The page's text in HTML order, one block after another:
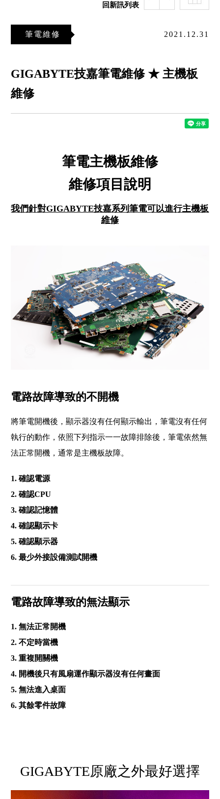
回新訊列表
筆電維修 2021.12.31
GIGABYTE技嘉筆電維修 ★ 主機板
維修
筆電主機板維修
維修項目說明
我們針對GIGABYTE技嘉系列筆電可以進行主機板
維修
電路故障導致的不開機
將筆電開機後，顯示器沒有任何顯示輸出，筆電沒有任何
執行的動作，依照下列指示一一故障排除後，筆電依然無
法正常開機，通常是主機板故障。
1. 確認電源
2. 確認CPU
3. 確認記憶體
4. 確認顯示卡
5. 確認顯示器
6. 最少外接設備測試開機
電路故障導致的無法顯示
1. 無法正常開機
2. 不定時當機
3. 重複開關機
4. 開機後只有風扇運作顯示器沒有任何畫面
5. 無法進入桌面
6. 其餘零件故障
GIGABYTE原廠之外最好選擇